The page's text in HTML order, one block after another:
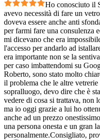
Ho conosciuto il
avevo necessità di fare un
doveva essere anche anti
per farmi fare una consulenza
mi dicevano che era
l'accesso per andarlo ad
era importante non se la
per caso imbattendomi su
Roberto, sono stato molto
il problema che le altre
sopralluogo, devo dire che è
vedere di cosa si trattava, non
ma io oggi grazie a lui ho
anche ad un prezzo
una persona onesta e un gran
personalmente.Consigliato,